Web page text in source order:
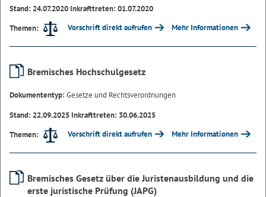
Stand: 24.07.2020 Inkrafttreten: 01.07.2020
Themen:
Vorschrift direkt aufrufen Mehr Informationen
Bremisches Hochschulgesetz
Dokumententyp:Gesetze und Rechtsverordnungen
Stand: 22.09.2025 Inkrafttreten: 30.06.2025
Themen:
Vorschrift direkt aufrufen Mehr Informationen
Bremisches Gesetz über die Juristenausbildung und die
erste juristische Prüfung (JAPG)